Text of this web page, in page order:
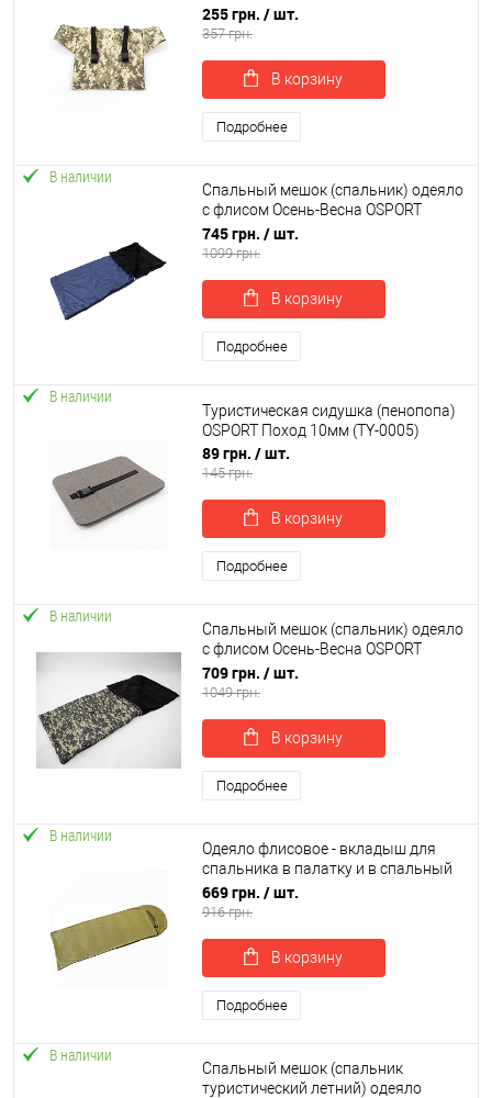
пенопопа) в поход 34х38х1см
OSPORT Pro (ty-0049)
255 грн. / шт.
357 грн.
В корзину
Подробнее
В наличии
Спальный мешок (спальник) одеяло
с флисом Осень-Весна OSPORT
Tourist Lite (ty-0011)
745 грн. / шт.
1099 грн.
В корзину
Подробнее
В наличии
Туристическая сидушка (пенопопа)
OSPORT Поход 10мм (TY-0005)
89 грн. / шт.
145 грн.
В корзину
Подробнее
В наличии
Спальный мешок (спальник) одеяло
с флисом Осень-Весна OSPORT
Tourist Lite Камуфляж (ty-0010)
709 грн. / шт.
1049 грн.
В корзину
Подробнее
В наличии
Одеяло флисовое - вкладыш для
спальника в палатку и в спальный
мешок OSPORT (TY-0027)
669 грн. / шт.
916 грн.
В корзину
Подробнее
В наличии
Спальный мешок (спальник
туристический летний) одеяло